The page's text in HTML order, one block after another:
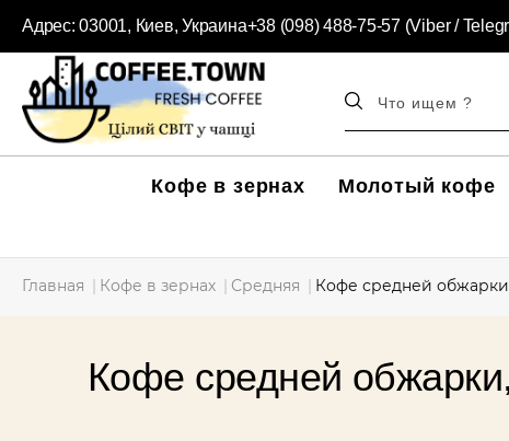
Адрес: 03001, Киев, Украина+38 (098) 488-75-57 (Viber /
Кофе в зернах Молотый кофе
Главная Кофе в зернах Средняя Кофе средней
Кофе средней